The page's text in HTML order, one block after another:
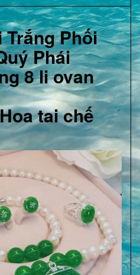
Trắng Phối
Phái
8 li ovan
tai chế